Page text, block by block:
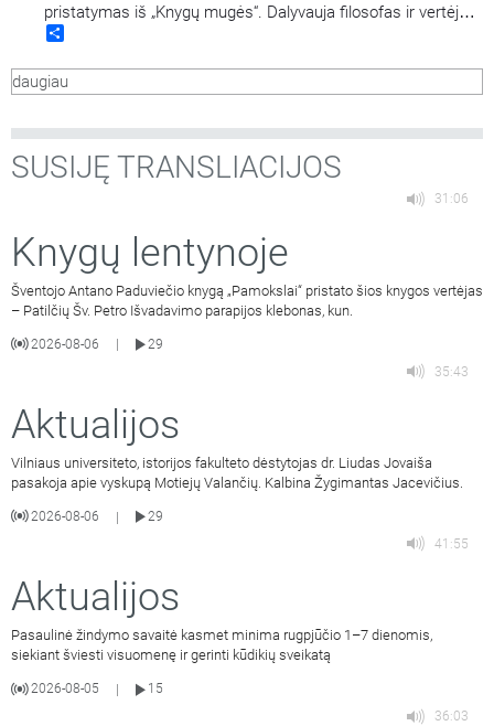
pristatymas iš „Knygų mugės“. Dalyvauja filosofas ir vertėjas
Naglis Kardelis, VDU Katalikų teologijos fakulteto
Gediminas Zelvaras.
daugiau
SUSIJĘ TRANSLIACIJOS
31:06
Knygų lentynoje
Šventojo Antano Paduviečio knygą „Pamokslai“ pristato šios knygos vertėjas
– Patilčių Šv. Petro Išvadavimo parapijos klebonas, kun.
2026-08-06
29
35:43
Aktualijos
Vilniaus universiteto, istorijos fakulteto dėstytojas dr. Liudas Jovaiša
pasakoja apie vyskupą Motiejų Valančių. Kalbina Žygimantas Jacevičius.
2026-08-06 |
29
41:55
Aktualijos
Pasaulinė žindymo savaitė kasmet minima rugpjūčio 1–7 dienomis,
siekiant šviesti visuomenę ir gerinti kūdikių sveikatą
2026-08-05
15
36:03